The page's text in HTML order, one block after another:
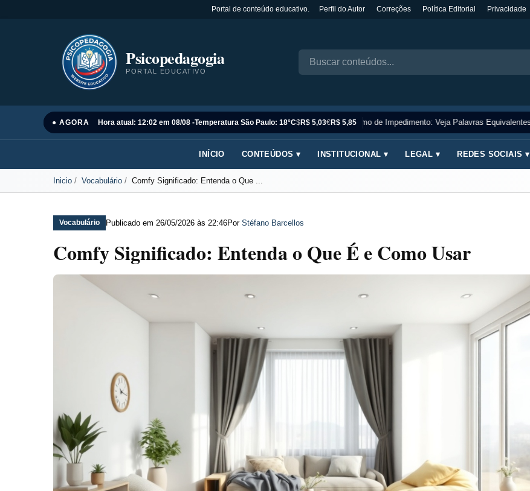
Portal de conteúdo educativo. Perfil do Autor Correções Política Editorial Privacidade
Psicopedagogia
PORTAL EDUCATIVO
● AGORA Hora atual: 12:02 em 08/08 -Temperatura São Paulo: 18°C$R$ 5,03€R$ 5,85
Sinônimo de Impedimento: Veja Palavras Equivalentes
INÍCIO CONTEÚDOS ▾ INSTITUCIONAL ▾ LEGAL ▾ REDES SOCIAIS ▾
Inicio Vocabulário Comfy Significado: Entenda o Que ...
Vocabulário Publicado em 26/05/2026 às 22:46Por Stéfano Barcellos
Comfy Significado: Entenda o Que É e Como Usar